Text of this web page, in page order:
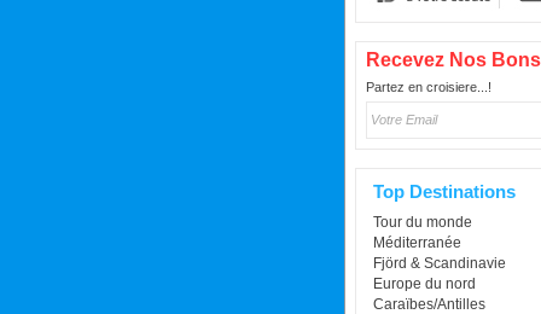
Recevez Nos
Partez en croisiere...!
Top Destinations
Tour du monde
Méditerranée
Fjörd & Scandinavie
Europe du nord
Caraïbes/Antilles